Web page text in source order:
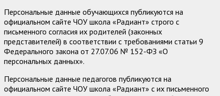
Персональные данные обучающихся публикуются на
официальном сайте ЧОУ школа «Радиант» строго с
письменного согласия их родителей (законных
представителей) в соответствии с требованиями статьи 9
Федерального закона от 27.07.06 № 152-ФЗ «О
персональных данных».
Персональные данные педагогов публикуются на
официальном сайте ЧОУ школа «Радиант» с их письменного